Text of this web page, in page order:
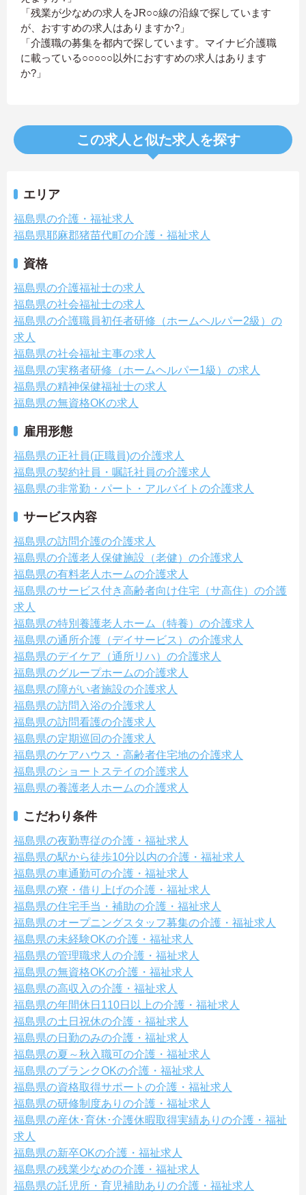
「残業が少なめの求人をJR○○線の沿線で探しています
が、おすすめの求人はありますか?」
「介護職の募集を都内で探しています。マイナビ介護職
に載っている○○○○○以外におすすめの求人はあります
か?」
この求人と似た求人を探す
エリア
福島県の介護・福祉求人
福島県耶麻郡猪苗代町の介護・福祉求人
資格
福島県の介護福祉士の求人
福島県の社会福祉士の求人
福島県の介護職員初任者研修（ホームヘルパー2級）の
求人
福島県の社会福祉主事の求人
福島県の実務者研修（ホームヘルパー1級）の求人
福島県の精神保健福祉士の求人
福島県の無資格OKの求人
雇用形態
福島県の正社員(正職員)の介護求人
福島県の契約社員・嘱託社員の介護求人
福島県の非常勤・パート・アルバイトの介護求人
サービス内容
福島県の訪問介護の介護求人
福島県の介護老人保健施設（老健）の介護求人
福島県の有料老人ホームの介護求人
福島県のサービス付き高齢者向け住宅（サ高住）の介護
求人
福島県の特別養護老人ホーム（特養）の介護求人
福島県の通所介護（デイサービス）の介護求人
福島県のデイケア（通所リハ）の介護求人
福島県のグループホームの介護求人
福島県の障がい者施設の介護求人
福島県の訪問入浴の介護求人
福島県の訪問看護の介護求人
福島県の定期巡回の介護求人
福島県のケアハウス・高齢者住宅地の介護求人
福島県のショートステイの介護求人
福島県の養護老人ホームの介護求人
こだわり条件
福島県の夜勤専従の介護・福祉求人
福島県の駅から徒歩10分以内の介護・福祉求人
福島県の車通勤可の介護・福祉求人
福島県の寮・借り上げの介護・福祉求人
福島県の住宅手当・補助の介護・福祉求人
福島県のオープニングスタッフ募集の介護・福祉求人
福島県の未経験OKの介護・福祉求人
福島県の管理職求人の介護・福祉求人
福島県の無資格OKの介護・福祉求人
福島県の高収入の介護・福祉求人
福島県の年間休日110日以上の介護・福祉求人
福島県の土日祝休の介護・福祉求人
福島県の日勤のみの介護・福祉求人
福島県の夏～秋入職可の介護・福祉求人
福島県のブランクOKの介護・福祉求人
福島県の資格取得サポートの介護・福祉求人
福島県の研修制度ありの介護・福祉求人
福島県の産休･育休･介護休暇取得実績ありの介護・福祉
求人
福島県の新卒OKの介護・福祉求人
福島県の残業少なめの介護・福祉求人
福島県の託児所・育児補助ありの介護・福祉求人